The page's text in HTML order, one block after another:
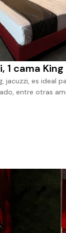
1 cama King
jacuzzi, es ideal
entre otras
1 cama King